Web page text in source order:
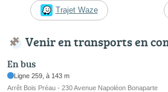
Trajet Waze
Venir en transports en
En bus
Ligne 259, à 143 m
Arrêt Bois Préau - 230 Avenue Napoléon Bonaparte